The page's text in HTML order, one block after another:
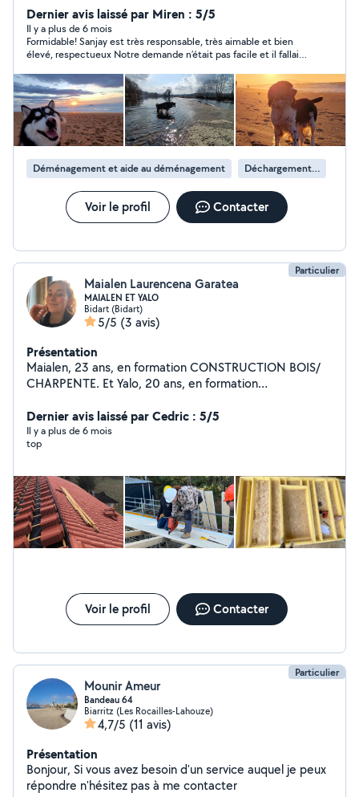
téléphonie, du bricolage, et autres besoins. Polyvalent
réactif et serviable c'est avec grand plaisir que je
répondrai au mieux à vos demandes si cela est dans
mes compétences bien entendu. Sur ce prenez soin de
vous et à très bientôt sur AllôVoisins.
Dernier avis laissé par Miren : 5/5
Il y a plus de 6 mois
Formidable! Sanjay est très responsable, très aimable et bien
élevé, respectueux Notre demande n’était pas facile et il fallait
Déménagement et aide au déménagement Déchargement de camion de déménagement
Voir le profil Contacter
Particulier
Maialen Laurencena Garatea
MAIALEN ET YALO
Bidart (Bidart)
5/5 (3 avis)
Présentation
Maialen, 23 ans, en formation CONSTRUCTION BOIS/
CHARPENTE. Et Yalo, 20 ans, en formation
toiture, main-d'œuvre chantiers, déménagements,
montages de meubles, services du quotidien, services
de gardiennage et plus encore! Au plaisir de vous rendre
Dernier avis laissé par Cedric : 5/5
Il y a plus de 6 mois
top
Voir le profil Contacter
Particulier
Mounir Ameur
Bandeau 64
Biarritz (Les Rocailles-Lahouze)
4,7/5 (11 avis)
Présentation
Bonjour, Si vous avez besoin d'un service auquel je peux
répondre n'hésitez pas à me contacter